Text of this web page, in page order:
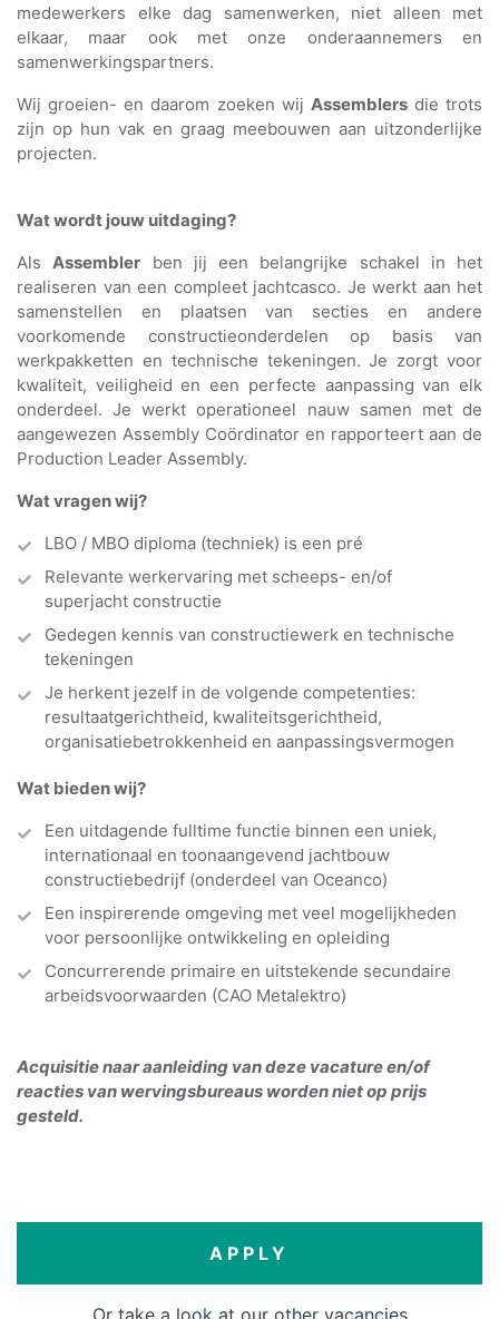
medewerkers elke dag samenwerken, niet alleen met
elkaar, maar ook met onze onderaannemers en
samenwerkingspartners.
Wij groeien- en daarom zoeken wij Assemblersdie trots
zijn op hun vak en graag meebouwen aan uitzonderlijke
projecten.
Wat wordt jouw uitdaging?
Als Assembler ben jij een belangrijke schakel in het
realiseren van een compleet jachtcasco. Je werkt aan het
samenstellen en plaatsen van secties en andere
voorkomende constructieonderdelen op basis van
werkpakketten en technische tekeningen. Je zorgt voor
kwaliteit, veiligheid en een perfecte aanpassing van elk
onderdeel. Je werkt operationeel nauw samen met de
aangewezen Assembly Coördinator en rapporteert aan de
Production Leader Assembly.
Wat vragen wij?
LBO / MBO diploma (techniek) is een pré
Relevante werkervaring met scheeps- en/of
superjacht constructie
Gedegen kennis van constructiewerk en technische
tekeningen
Je herkent jezelf in de volgende competenties:
resultaatgerichtheid, kwaliteitsgerichtheid,
organisatiebetrokkenheid en aanpassingsvermogen
Wat bieden wij?
Een uitdagende fulltime functie binnen een uniek,
internationaal en toonaangevend jachtbouw
constructiebedrijf (onderdeel van Oceanco)
Een inspirerende omgeving met veel mogelijkheden
voor persoonlijke ontwikkeling en opleiding
Concurrerende primaire en uitstekende secundaire
arbeidsvoorwaarden (CAO Metalektro)
Acquisitie naar aanleiding van deze vacature en/of
reacties van wervingsbureaus worden niet op prijs
gesteld.
APPLY
Or take a look at our other vacancies